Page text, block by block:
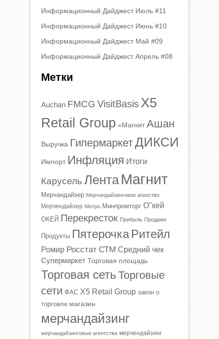
Информационный Дайджест Июль #11
Информационный Дайджест Июнь #10
Информационный Дайджест Май #09
Информационный Дайджест Апрель #08
Метки
Auchan FMCG VisitBasis X5
Retail Group «Магнит Ашан
Выручка ГипермаркетДИКСИ
Импорт Инфляция Итоги
Карусель Лента Магнит
Мерчандайзер Мерчандайзинговое агенство
Мерчендайзер Метро Минпромторг О"кей
ОКЕЙ Перекресток Прибыль Продажи
Продукты Пятерочка Ритейл
Ромир Росстат СТМ Средний чек
Супермаркет Торговая площадь
Торговая сеть Торговые
сети ФАС Х5 Retail Group закон о
торговле магазин
мерчандайзинг
мерчандайзинговые агентства мерчендайзинг